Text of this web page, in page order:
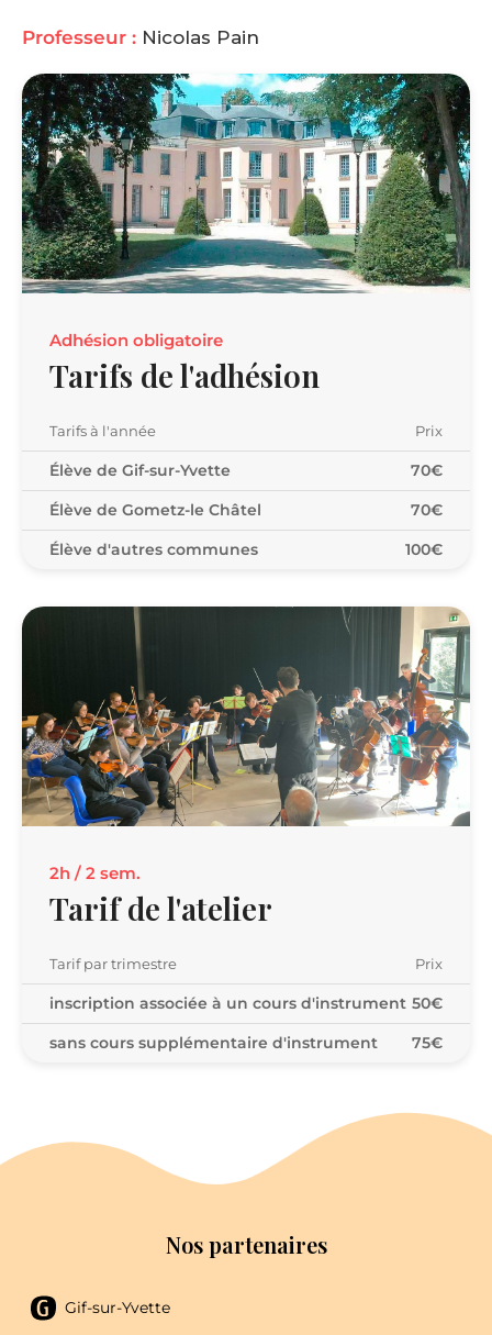
Professeur : Nicolas Pain
Adhésion obligatoire
Tarifs de l'adhésion
Tarifs à l'année Prix
Élève de Gif-sur-Yvette
70€
Élève de Gometz-le Châtel
70€
Élève d'autres communes
100€
2h / 2 sem.
Tarif de l'atelier
Tarif par trimestre Prix
inscription associée à un cours d'instrument 50€
sans cours supplémentaire d'instrument
75€
Nos partenaires
Gif-sur-Yvette